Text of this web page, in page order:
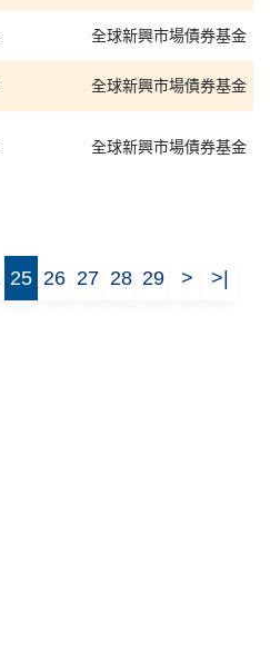
全球新興市場債券基金
全球新興市場債券基金
全球新興市場債券基金
25 26 27 28 29 > >|